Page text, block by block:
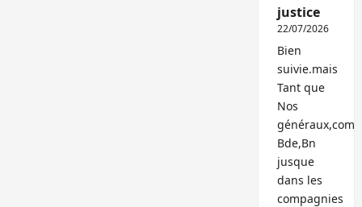
justice
22/07/2026
Bien
suivie.mais
Tant que
Nos
généraux,com
Bde,Bn
jusque
dans les
compagnies